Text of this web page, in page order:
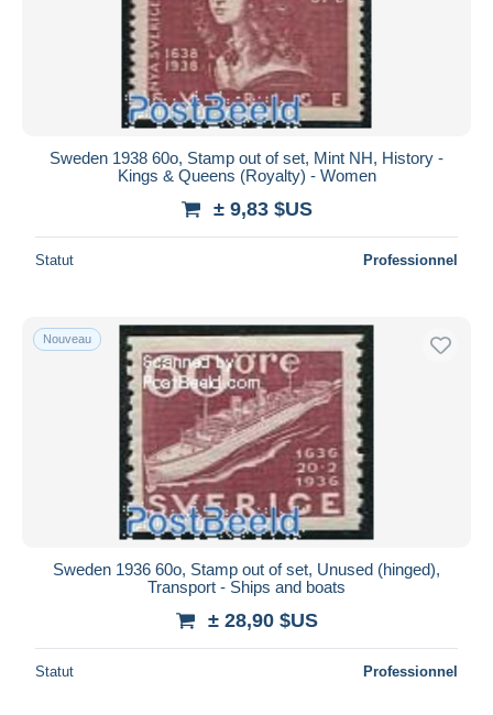
Toutes les durées
depuis
jours
Prix
Uniquement en réduction
Livraison gratuite
Méthodes de paiement
PayPal
Virement bancaire
Visa
Mastercard
iDeal
Sweden 1938 60o, Stamp out of set, Mint NH, History -
Kings & Queens (Royalty) - Women
± 9,83 $US
Statut Professionnel
Nouveau
Sweden 1936 60o, Stamp out of set, Unused (hinged),
Transport - Ships and boats
± 28,90 $US
Statut Professionnel